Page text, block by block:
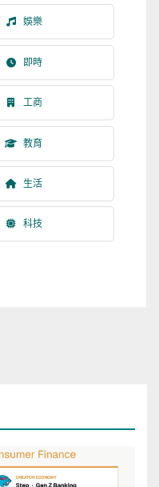
娛樂
即時
工商
教育
生活
科技